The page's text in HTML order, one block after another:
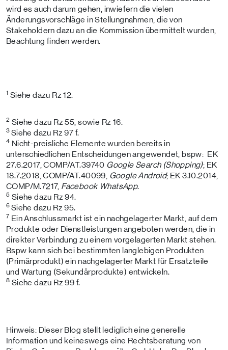
wird es auch darum gehen, inwiefern die vielen
Änderungsvorschläge in Stellungnahmen, die von
Stakeholdern dazu an die Kommission übermittelt wurden,
Beachtung finden werden.
1 Siehe dazu Rz 12.
2 Siehe dazu Rz 55, sowie Rz 16.
3 Siehe dazu Rz 97 f.
4 Nicht-preisliche Elemente wurden bereits in
unterschiedlichen Entscheidungen angewendet, bspw: EK
27.6.2017, COMP/AT.39740 Google Search (Shopping); EK
18.7.2018, COMP/AT.40099, Google Android; EK 3.10.2014,
COMP/M.7217, Facebook WhatsApp.
5 Siehe dazu Rz 94.
6 Siehe dazu Rz 95.
7 Ein Anschlussmarkt ist ein nachgelagerter Markt, auf dem
Produkte oder Dienstleistungen angeboten werden, die in
direkter Verbindung zu einem vorgelagerten Markt stehen.
Bspw kann sich bei bestimmten langlebigen Produkten
(Primärprodukt) ein nachgelagerter Markt für Ersatzteile
und Wartung (Sekundärprodukte) entwickeln.
8 Siehe dazu Rz 99 f.
Hinweis: Dieser Blog stellt lediglich eine generelle
Information und keineswegs eine Rechtsberatung von